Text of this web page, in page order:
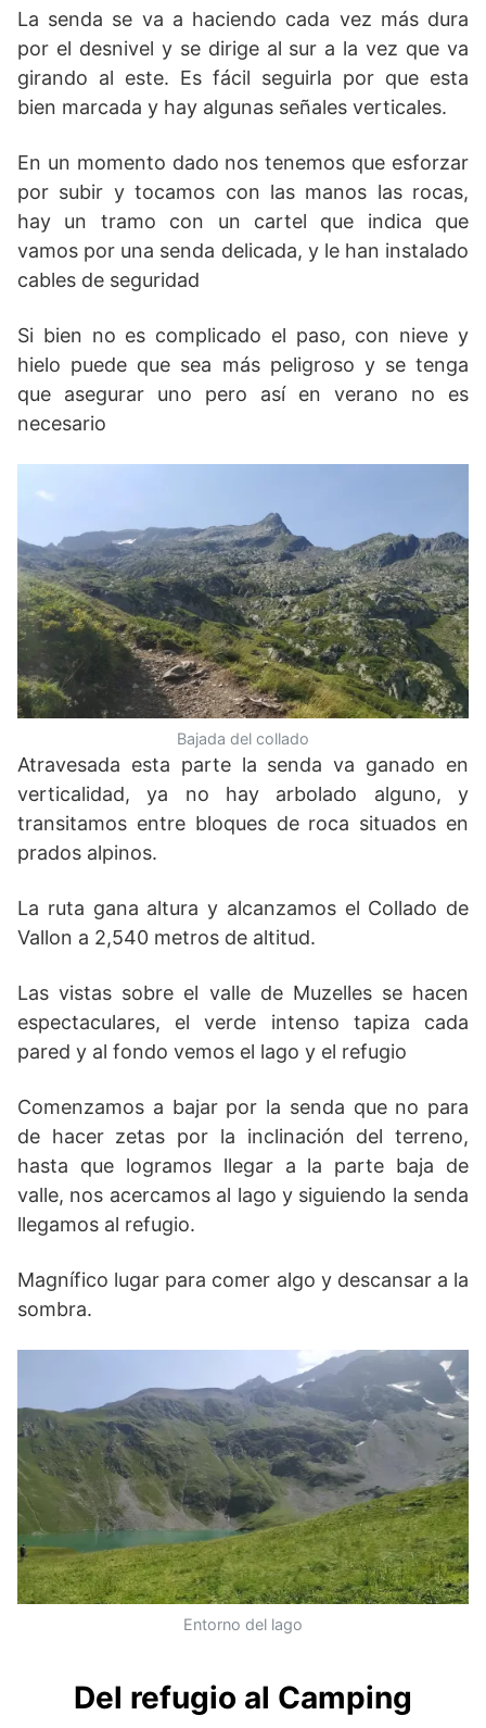
La senda se va a haciendo cada vez más dura
por el desnivel y se dirige al sur a la vez que va
girando al este. Es fácil seguirla por que esta
bien marcada y hay algunas señales verticales.
En un momento dado nos tenemos que esforzar
por subir y tocamos con las manos las rocas,
hay un tramo con un cartel que indica que
vamos por una senda delicada, y le han instalado
cables de seguridad
Si bien no es complicado el paso, con nieve y
hielo puede que sea más peligroso y se tenga
que asegurar uno pero así en verano no es
necesario
Bajada del collado
Atravesada esta parte la senda va ganado en
verticalidad, ya no hay arbolado alguno, y
transitamos entre bloques de roca situados en
prados alpinos.
La ruta gana altura y alcanzamos el Collado de
Vallon a 2,540 metros de altitud.
Las vistas sobre el valle de Muzelles se hacen
espectaculares, el verde intenso tapiza cada
pared y al fondo vemos el lago y el refugio
Comenzamos a bajar por la senda que no para
de hacer zetas por la inclinación del terreno,
hasta que logramos llegar a la parte baja de
valle, nos acercamos al lago y siguiendo la senda
llegamos al refugio.
Magnífico lugar para comer algo y descansar a la
sombra.
Entorno del lago
Del refugio al Camping